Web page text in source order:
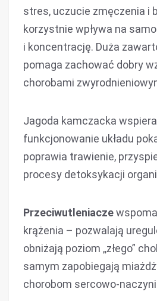
stres, uczucie zmęczenia i
korzystnie wpływa na
i koncentrację. Duża
pomaga zachować dobry
chorobami
Jagoda kamczacka
funkcjonowanie układu
poprawia trawienie,
procesy detoksykacji
Przeciwutleniacze
krążenia – pozwalają
obniżają poziom ,,złego”
samym zapobiegają
chorobom sercowo-